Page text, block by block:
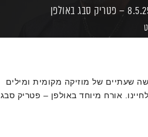
שעתיים של מוזיקה מקומית ומילים
אורח מיוחד באולפן – פטריק סבג